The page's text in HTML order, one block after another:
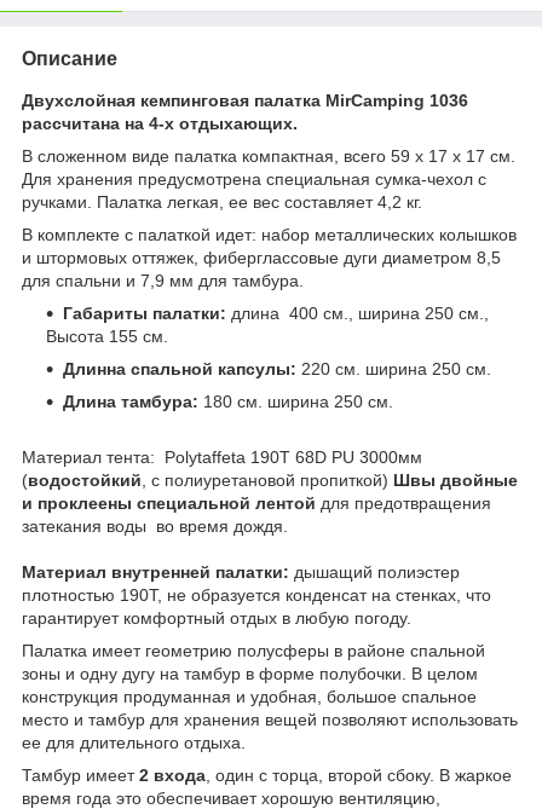
Описание
Двухслойная кемпинговая палатка MirCamping 1036
рассчитана на 4-х отдыхающих.
В сложенном виде палатка компактная, всего 59 х 17 х 17 см.
Для хранения предусмотрена специальная сумка-чехол с
ручками. Палатка легкая, ее вес составляет 4,2 кг.
В комплекте с палаткой идет: набор металлических колышков
и штормовых оттяжек, фиберглассовые дуги диаметром 8,5
для спальни и 7,9 мм для тамбура.
Габариты палатки: длина 400 см., ширина 250 см.,
Высота 155 см.
Длинна спальной капсулы: 220 см. ширина 250 см.
Длина тамбура: 180 см. ширина 250 см.
Материал тента: Polytaffeta 190T 68D PU 3000мм
(водостойкий , с полиуретановой пропиткой) Швы двойные
и проклеены специальной лентой для предотвращения
затекания воды во время дождя.
Материал внутренней палатки: дышащий полиэстер
плотностью 190T, не образуется конденсат на стенках, что
гарантирует комфортный отдых в любую погоду.
Палатка имеет геометрию полусферы в районе спальной
зоны и одну дугу на тамбур в форме полубочки. В целом
конструкция продуманная и удобная, большое спальное
место и тамбур для хранения вещей позволяют использовать
ее для длительного отдыха.
Тамбур имеет2 входа , один с торца, второй сбоку. В жаркое
время года это обеспечивает хорошую вентиляцию,